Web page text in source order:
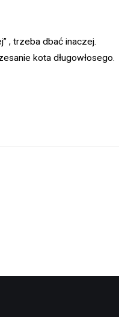
, trzeba dbać inaczej.
kota długowłosego.